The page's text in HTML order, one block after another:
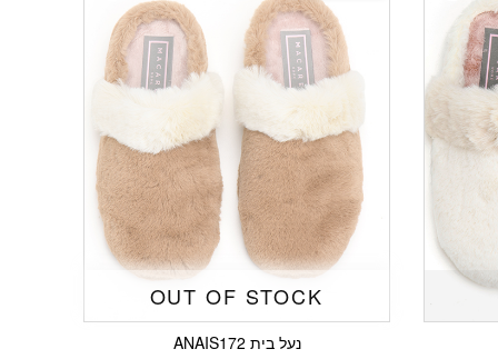
OUT OF STOCK
נעל בית ANAIS172